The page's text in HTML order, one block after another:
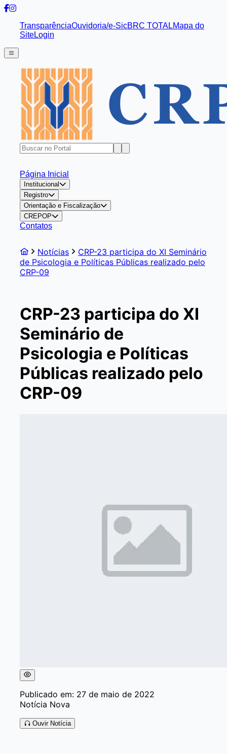
TransparênciaOuvidoria/e-SicBRC TOTALMapa do
SiteLogin
Página Inicial
Institucional
Registro
Orientação e Fiscalização
CREPOP
Contatos
Notícias
CRP-23 participa do XI Seminário
de Psicologia e Políticas Públicas realizado pelo
CRP-09
CRP-23 participa do XI
Seminário de
Psicologia e Políticas
Públicas realizado pelo
CRP-09
Publicado em: 27 de maio de 2022
Notícia Nova
Ouvir Notícia